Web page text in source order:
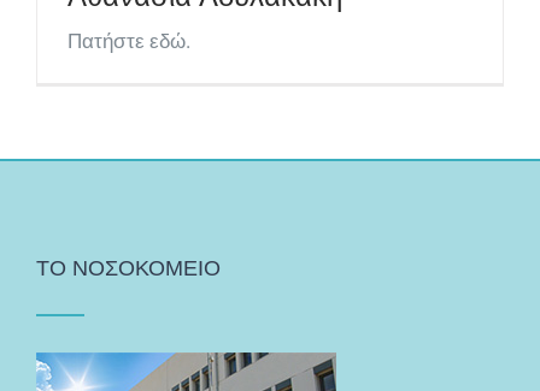
Πατήστε εδώ.
ΤΟ ΝΟΣΟΚΟΜΕΙΟ